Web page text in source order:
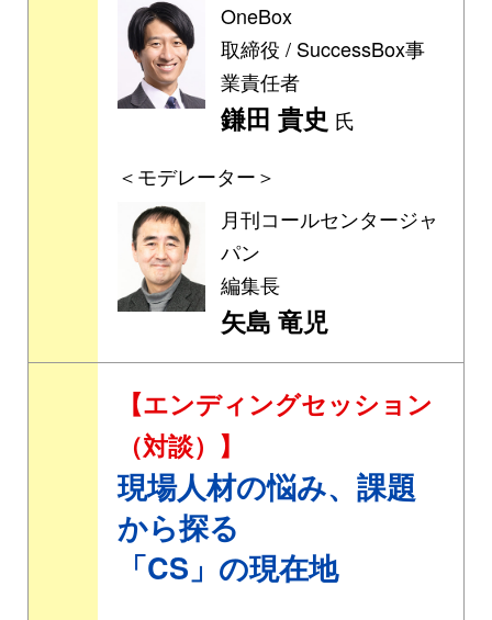
OneBox
取締役 / SuccessBox事
業責任者
鎌田 貴史 氏
＜モデレーター＞
月刊コールセンタージャ
パン
編集長
矢島 竜児
【エンディングセッション
（対談）】
現場人材の悩み、課題
から探る
「CS」の現在地